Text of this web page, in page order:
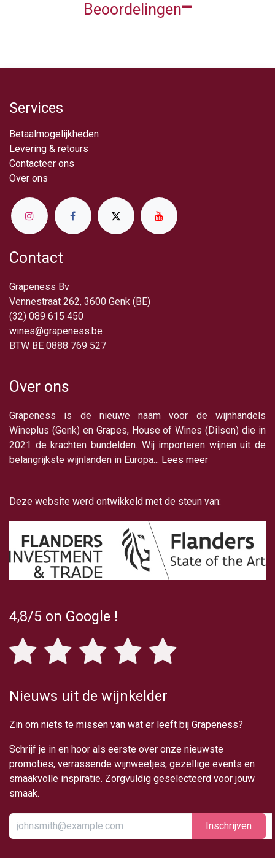
Beoordelingen
Services
Betaalmogelijkheden
Levering & retou​rs
Contacteer ons
Over ​ons
Contact
Grapeness Bv
Vennestraat 262, 3600 Genk (BE)
(32) 089 615 450
wines@grapeness.be
BTW BE 0888 769 527
Over ons
Grapeness is de nieuwe naam voor de wijnhandels
Wineplus (Genk) en Grapes, House of Wines (Dilsen) die in
2021 de krachten bundelden. Wij importeren wijnen uit de
belangrijkste wijnlanden in Europa... Lees meer
Deze website werd ontwikkeld met de steun van:
4,8/5 on Google !
Nieuws uit de wijnkelder
Zin om niets te missen van wat er leeft bij Grapeness?
Schrijf je in en hoor als eerste over onze nieuwste
promoties, verrassende wijnweetjes, gezellige events en
smaakvolle inspiratie. Zorgvuldig geselecteerd voor jouw
smaak.
Inschrijv​​​​​​​​​​en